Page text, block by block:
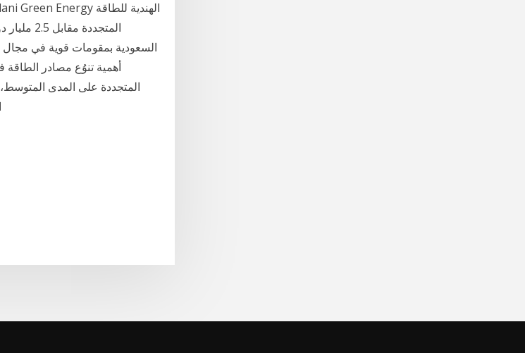
السعودية بمقومات قوية في مجال
أهمية تنوُع مصادر
المتجددة على المدى